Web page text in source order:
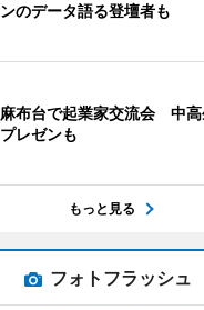
ンのデータ語る登壇者も
麻布台で起業家交流会 中高
プレゼンも
もっと見る
フォトフラッシュ